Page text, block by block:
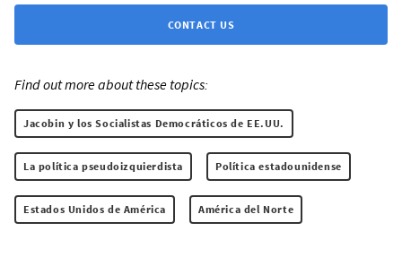
CONTACT US
Find out more about these topics:
Jacobin y los Socialistas Democráticos de EE.UU.
La política pseudoizquierdista Política estadounidense
Estados Unidos de América América del Norte